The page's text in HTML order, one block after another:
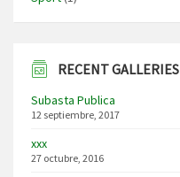
RECENT GALLERIES
Subasta Publica
12 septiembre, 2017
xxx
27 octubre, 2016